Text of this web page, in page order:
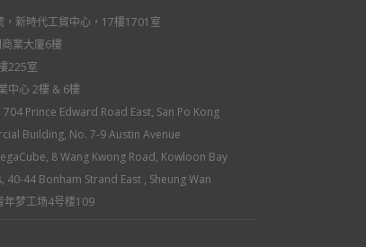
新時代工貿中心，17樓1701室
業大廈6樓
225室
中心 2樓 & 6樓
Prince Edward Road East, San Po Kong
Building, No. 7-9 Austin Avenue
8 Wang Kwong Road, Kowloon Bay
40-44 Bonham Strand East , Sheung Wan
年梦工场4号楼109